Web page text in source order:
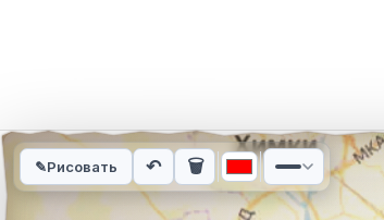
Интерактивная карта автомобильного маршрута
✎Рисовать ↶ 🗑